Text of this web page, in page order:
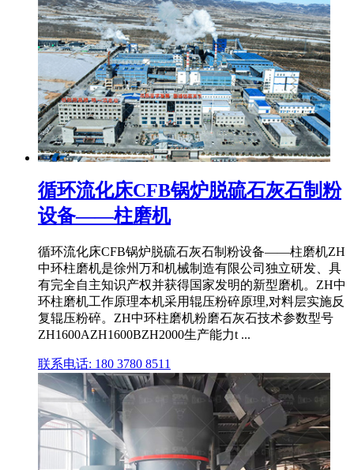
循环流化床CFB锅炉脱硫石灰石制粉
设备——柱磨机
循环流化床CFB锅炉脱硫石灰石制粉设备——柱磨机ZH
中环柱磨机是徐州万和机械制造有限公司独立研发、具
有完全自主知识产权并获得国家发明的新型磨机。ZH中
环柱磨机工作原理本机采用辊压粉碎原理,对料层实施反
复辊压粉碎。ZH中环柱磨机粉磨石灰石技术参数型号
ZH1600AZH1600BZH2000生产能力t ...
联系电话: 180 3780 8511